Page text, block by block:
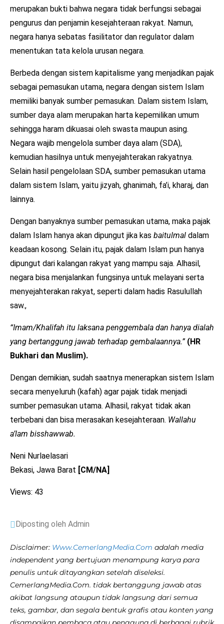
merupakan bukti bahwa negara tidak berfungsi sebagai
pengurus dan penjamin kesejahteraan rakyat. Namun,
negara hanya sebatas fasilitator dan regulator dalam
menentukan tata kelola urusan negara.
Berbeda dengan sistem kapitalisme yang menjadikan pajak
sebagai pemasukan utama, negara dengan sistem Islam
memiliki banyak sumber pemasukan. Dalam sistem Islam,
sumber daya alam merupakan harta kepemilikan umum
sehingga haram dikuasai oleh swasta maupun asing.
Negara wajib mengelola sumber daya alam (SDA),
kemudian hasilnya untuk menyejahterakan rakyatnya.
Selain hasil pengelolaan SDA, sumber pemasukan utama
dalam sistem Islam, yaitu jizyah, ghanimah, fa’i, kharaj, dan
lainnya.
Dengan banyaknya sumber pemasukan utama, maka pajak
dalam Islam hanya akan dipungut jika kas baitulmal dalam
keadaan kosong. Selain itu, pajak dalam Islam pun hanya
dipungut dari kalangan rakyat yang mampu saja. Alhasil,
negara bisa menjalankan fungsinya untuk melayani serta
menyejahterakan rakyat, seperti dalam hadis Rasulullah
saw.,
“Imam/Khalifah itu laksana penggembala dan hanya dialah
yang bertanggung jawab terhadap gembalaannya.” (HR
Bukhari dan Muslim).
Dengan demikian, sudah saatnya menerapkan sistem Islam
secara menyeluruh (kafah) agar pajak tidak menjadi
sumber pemasukan utama. Alhasil, rakyat tidak akan
terbebani dan bisa merasakan kesejahteraan. Wallahu
a’lam bisshawwab.
Neni Nurlaelasari
Bekasi, Jawa Barat [CM/NA]
Views: 43
Diposting oleh Admin
Disclaimer: Www.CemerlangMedia.Com adalah media
independent yang bertujuan menampung karya para
penulis untuk ditayangkan setelah diseleksi.
CemerlangMedia.Com. tidak bertanggung jawab atas
akibat langsung ataupun tidak langsung dari semua
teks, gambar, dan segala bentuk grafis atau konten yang